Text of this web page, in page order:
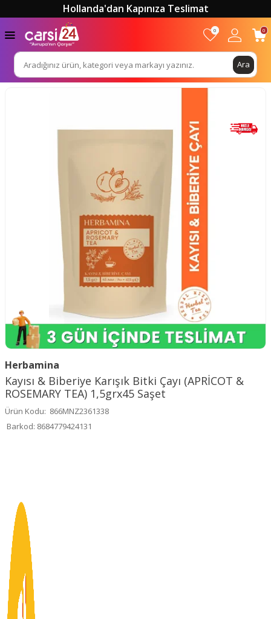
Hollanda'dan Kapınıza Teslimat
Ara
0 0
Herbamina
Kayısı & Biberiye Karışık Bitki Çayı (APRİCOT &
ROSEMARY TEA) 1,5grx45 Saşet
Ürün Kodu: 866MNZ2361338
Barkod: 8684779424131